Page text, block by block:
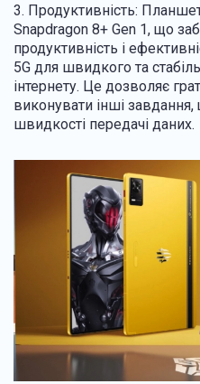
3. Продуктивність:
Snapdragon 8+ Gen 1, що
продуктивність і
5G для швидкого та
інтернету. Це дозволяє
виконувати інші
швидкості передачі даних.